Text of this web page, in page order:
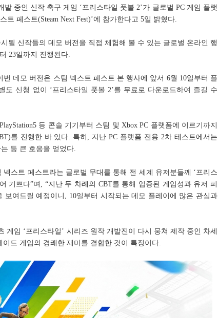
중인 신작 축구 게임 ‘프리스타일 풋볼 2’가 글로벌 PC 게임 플랫
트 페스트(Steam Next Fest)’에 참가한다고 5일 밝혔다.
될 신작들의 데모 버전을 직접 체험해 볼 수 있는 글로벌 온라인 행
23일까지 진행된다.
데모 버전은 스팀 넥스트 페스트 본 행사에 앞서 6월 10일부터 플
도 신청 없이 ‘프리스타일 풋볼 2’를 무료로 다운로드하여 즐길 수
등 콘솔 기기부터 스팀 및 Xbox PC 플랫폼에 이르기까지
를 진행한 바 있다. 특히, 지난 PC 플랫폼 전용 2차 테스트에서는
등 큰 호응을 얻었다.
스트 페스트라는 글로벌 무대를 통해 전 세계 유저분들께 ‘프리스
기쁘다”며, “지난 두 차례의 CBT를 통해 입증된 게임성과 유저 피
보여드릴 예정이니, 10일부터 시작되는 데모 플레이에 많은 관심과
게임 ‘프리스타일’ 시리즈 원작 개발진이 다시 뭉쳐 제작 중인 차세
드 게임의 경쾌한 재미를 결합한 것이 특징이다.